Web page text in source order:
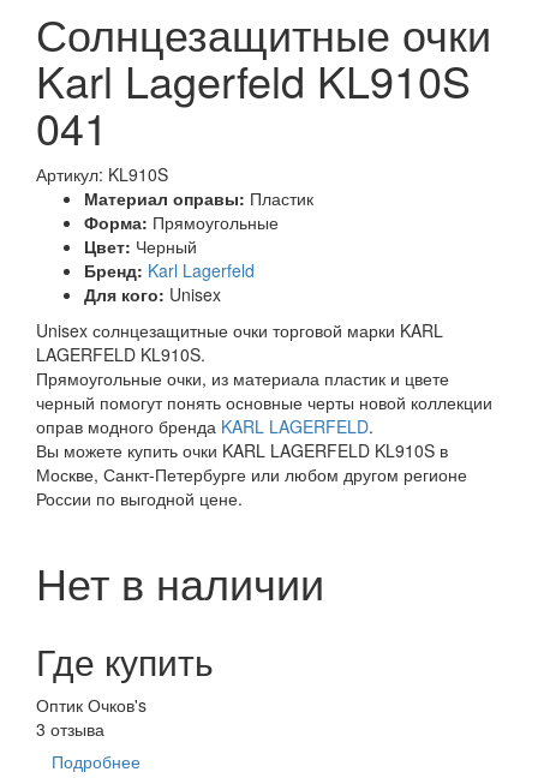
Солнцезащитные очки
Karl Lagerfeld KL910S
041
Артикул: KL910S
Материал оправы: Пластик
Форма: Прямоугольные
Цвет: Черный
Бренд: Karl Lagerfeld
Для кого: Unisex
Unisex солнцезащитные очки торговой марки KARL
LAGERFELD KL910S.
Прямоугольные очки, из материала пластик и цвете
черный помогут понять основные черты новой коллекции
оправ модного бренда KARL LAGERFELD.
Вы можете купить очки KARL LAGERFELD KL910S в
Москве, Санкт-Петербурге или любом другом регионе
России по выгодной цене.
Нет в наличии
Где купить
Оптик Очков's
3 отзыва
Подробнее